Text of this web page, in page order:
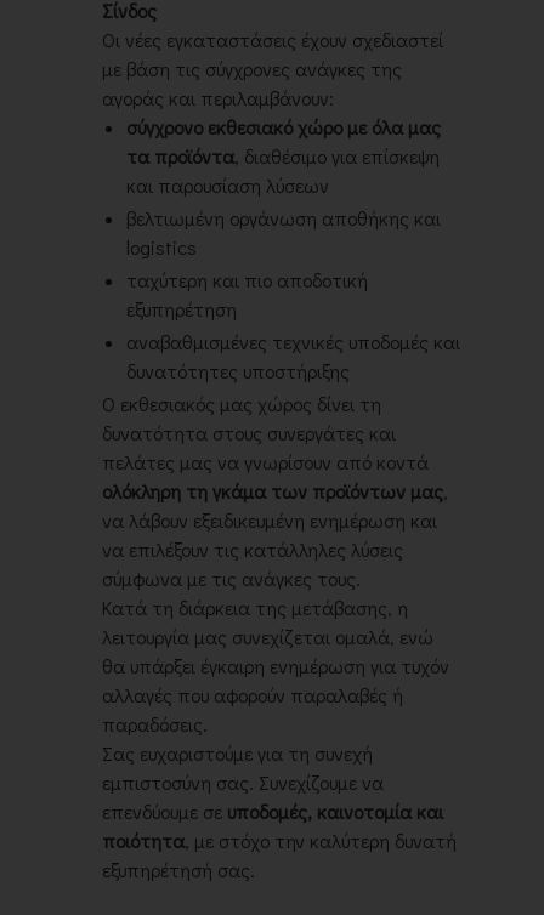
Σίνδος
Οι νέες εγκαταστάσεις έχουν σχεδιαστεί
με βάση τις σύγχρονες ανάγκες της
αγοράς και περιλαμβάνουν:
σύγχρονο εκθεσιακό χώρο με όλα μας
τα προϊόντα, διαθέσιμο για επίσκεψη
και παρουσίαση λύσεων
βελτιωμένη οργάνωση αποθήκης και
logistics
ταχύτερη και πιο αποδοτική
εξυπηρέτηση
αναβαθμισμένες τεχνικές υποδομές και
δυνατότητες υποστήριξης
Ο εκθεσιακός μας χώρος δίνει τη
δυνατότητα στους συνεργάτες και
πελάτες μας να γνωρίσουν από κοντά
ολόκληρη τη γκάμα των προϊόντων μας,
να λάβουν εξειδικευμένη ενημέρωση και
να επιλέξουν τις κατάλληλες λύσεις
σύμφωνα με τις ανάγκες τους.
Κατά τη διάρκεια της μετάβασης, η
λειτουργία μας συνεχίζεται ομαλά, ενώ
θα υπάρξει έγκαιρη ενημέρωση για τυχόν
αλλαγές που αφορούν παραλαβές ή
παραδόσεις.
Σας ευχαριστούμε για τη συνεχή
εμπιστοσύνη σας. Συνεχίζουμε να
επενδύουμε σε υποδομές, καινοτομία και
ποιότητα, με στόχο την καλύτερη δυνατή
εξυπηρέτησή σας.